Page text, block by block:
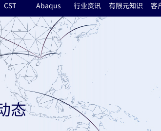
态
CST Abaqus 行业资讯 有限元知识 客